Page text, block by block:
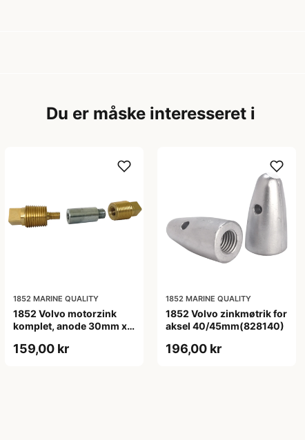
Du er måske interesseret i
1852 MARINE QUALITY
1852 Volvo motorzink
komplet, anode 30mm x
159,00 kr
1852 MARINE QUALITY
1852 Volvo zinkmøtrik for
aksel 40/45mm(828140)
196,00 kr